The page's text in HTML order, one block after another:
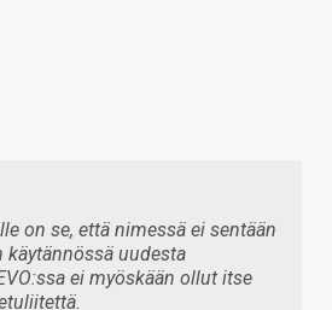
on se, että nimessä ei sentään
käytännössä uudesta
ei myöskään ollut itse